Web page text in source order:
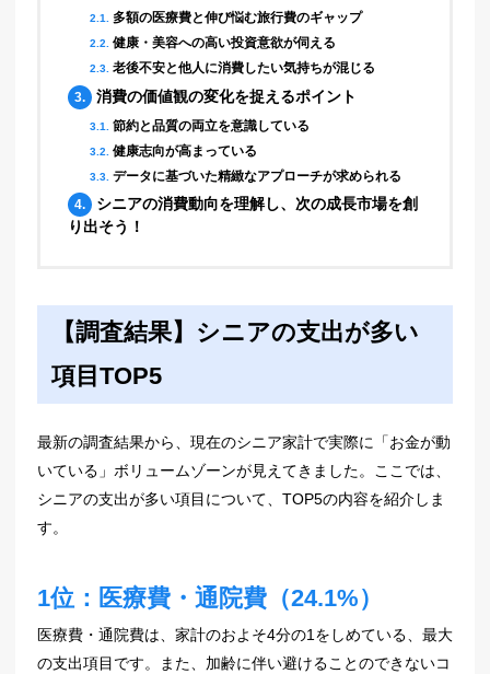
2.1. 多額の医療費と伸び悩む旅行費のギャップ
2.2. 健康・美容への高い投資意欲が伺える
2.3. 老後不安と他人に消費したい気持ちが混じる
3.
消費の価値観の変化を捉えるポイント
3.1. 節約と品質の両立を意識している
3.2. 健康志向が高まっている
3.3. データに基づいた精緻なアプローチが求められる
4.
シニアの消費動向を理解し、次の成長市場を創
り出そう！
【調査結果】シニアの支出が多い
項目TOP5
最新の調査結果から、現在のシニア家計で実際に「お金が動
いている」ボリュームゾーンが見えてきました。ここでは、
シニアの支出が多い項目について、TOP5の内容を紹介しま
す。
1位：医療費・通院費（24.1%）
医療費・通院費は、家計のおよそ4分の1をしめている、最大
の支出項目です。また、加齢に伴い避けることのできないコ